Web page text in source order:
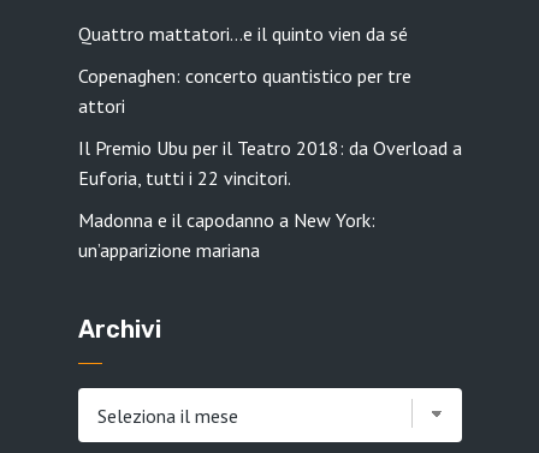
Quattro mattatori…e il quinto vien da sé
Copenaghen: concerto quantistico per tre
attori
Il Premio Ubu per il Teatro 2018: da Overload a
Euforia, tutti i 22 vincitori.
Madonna e il capodanno a New York:
un’apparizione mariana
Archivi